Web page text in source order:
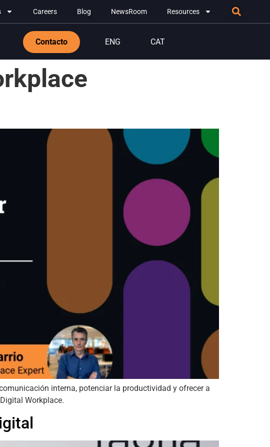
Careers Blog NewsRoom Resources
Contacto ENG CAT
interna, potenciar la productividad y ofrecer a
Workplace.